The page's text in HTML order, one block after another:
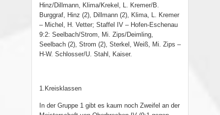
Hinz/Dillmann, Klima/Krekel, L. Kremer/B.
Burggraf, Hinz (2), Dillmann (2), Klima, L. Kremer
– Michel, H. Vetter; Staffel IV – Hofen-Eschenau
9:2: Seelbach/Strom, Mi. Zips/Deimling,
Seelbach (2), Strom (2), Sterkel, Weiß, Mi. Zips –
H-W. Schlosser/U. Stahl, Kaiser.
1.Kreisklassen
In der Gruppe 1 gibt es kaum noch Zweifel an der